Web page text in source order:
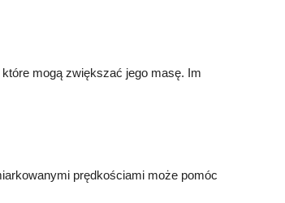
mogą zwiększać jego masę. Im
prędkościami może pomóc